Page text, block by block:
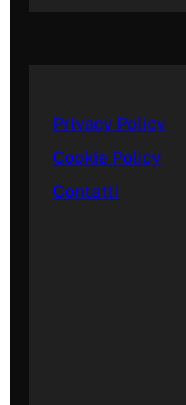
Privacy Policy
Cookie Policy
Contatti